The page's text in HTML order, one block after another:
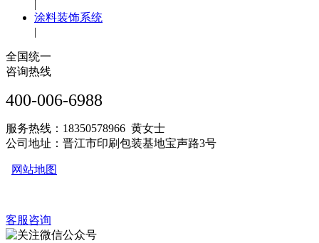
|
涂料装饰系统
|
全国统一
咨询热线
400-006-6988
服务热线：18350578966 黄女士
公司地址：晋江市印刷包装基地宝声路3号
网站地图
客服咨询